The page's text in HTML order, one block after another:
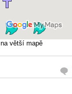
na větší mapě